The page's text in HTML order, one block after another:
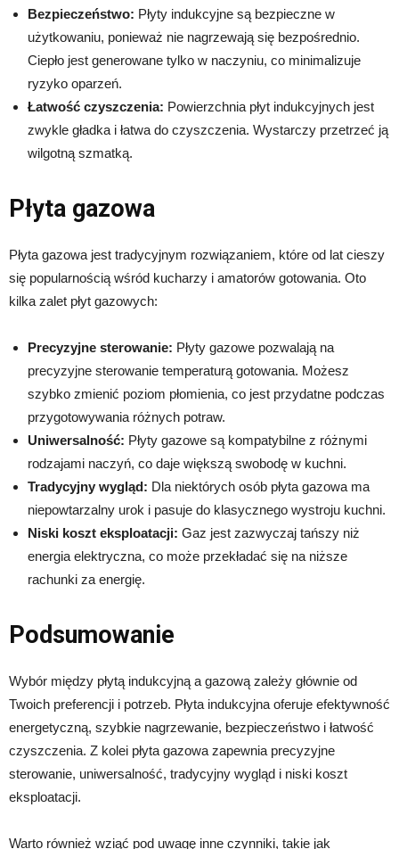
Bezpieczeństwo: Płyty indukcyjne są bezpieczne w
użytkowaniu, ponieważ nie nagrzewają się bezpośrednio.
Ciepło jest generowane tylko w naczyniu, co minimalizuje
ryzyko oparzeń.
Łatwość czyszczenia: Powierzchnia płyt indukcyjnych jest
zwykle gładka i łatwa do czyszczenia. Wystarczy przetrzeć ją
wilgotną szmatką.
Płyta gazowa
Płyta gazowa jest tradycyjnym rozwiązaniem, które od lat cieszy
się popularnością wśród kucharzy i amatorów gotowania. Oto
kilka zalet płyt gazowych:
Precyzyjne sterowanie: Płyty gazowe pozwalają na
precyzyjne sterowanie temperaturą gotowania. Możesz
szybko zmienić poziom płomienia, co jest przydatne podczas
przygotowywania różnych potraw.
Uniwersalność: Płyty gazowe są kompatybilne z różnymi
rodzajami naczyń, co daje większą swobodę w kuchni.
Tradycyjny wygląd: Dla niektórych osób płyta gazowa ma
niepowtarzalny urok i pasuje do klasycznego wystroju kuchni.
Niski koszt eksploatacji: Gaz jest zazwyczaj tańszy niż
energia elektryczna, co może przekładać się na niższe
rachunki za energię.
Podsumowanie
Wybór między płytą indukcyjną a gazową zależy głównie od
Twoich preferencji i potrzeb. Płyta indukcyjna oferuje efektywność
energetyczną, szybkie nagrzewanie, bezpieczeństwo i łatwość
czyszczenia. Z kolei płyta gazowa zapewnia precyzyjne
sterowanie, uniwersalność, tradycyjny wygląd i niski koszt
eksploatacji.
Warto również wziąć pod uwagę inne czynniki, takie jak